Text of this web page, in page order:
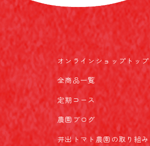
オンラインショップトップ
全商品一覧
定期コース
農園ブログ
井出トマト農園の取り組み